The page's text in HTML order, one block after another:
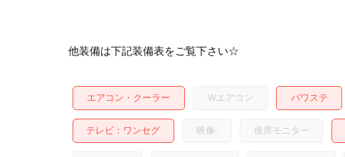
他装備は下記装備表をご覧下さい☆
エアコン・クーラー Wエアコン パワステ
テレビ ワンセグ 映像- 後席モニター